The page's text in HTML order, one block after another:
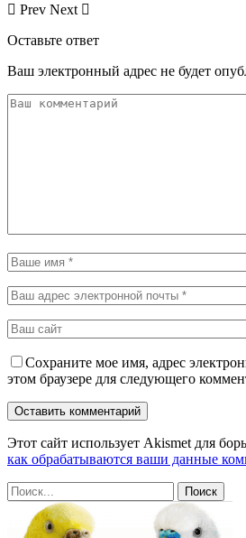
Prev Next
Оставьте ответ
Ваш электронный адрес не будет
Сохраните мое имя, адрес
этом браузере для следующего
Этот сайт использует Akismet для
как обрабатываются ваши данные